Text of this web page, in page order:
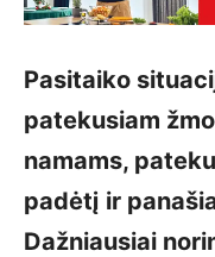
Pasitaiko
patekusiam
namams,
padėtį ir
Dažniausiai